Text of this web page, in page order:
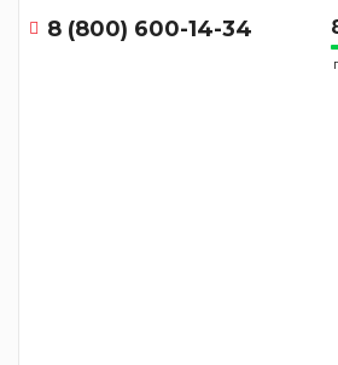
8 (800) 600-14-34